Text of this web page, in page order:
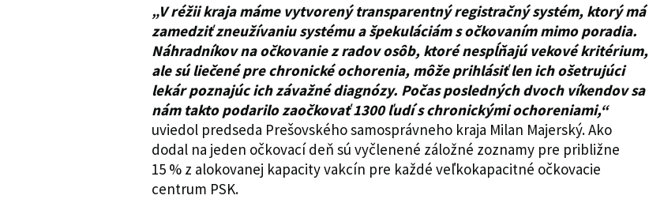
„V réžii kraja máme vytvorený transparentný registračný systém, ktorý má
zamedziť zneužívaniu systému a špekuláciám s očkovaním mimo poradia.
Náhradníkov na očkovanie z radov osôb, ktoré nespĺňajú vekové kritérium,
ale sú liečené pre chronické ochorenia, môže prihlásiť len ich ošetrujúci
lekár poznajúc ich závažné diagnózy. Počas posledných dvoch víkendov sa
nám takto podarilo zaočkovať 1300 ľudí s chronickými ochoreniami,“
uviedol predseda Prešovského samosprávneho kraja Milan Majerský. Ako
dodal na jeden očkovací deň sú vyčlenené záložné zoznamy pre približne
15 % z alokovanej kapacity vakcín pre každé veľkokapacitné očkovacie
centrum PSK.